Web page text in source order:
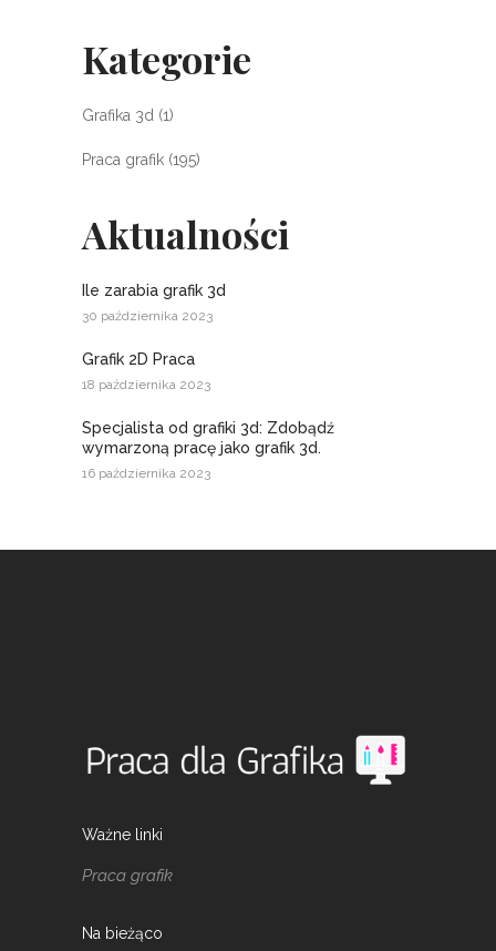
Kategorie
Grafika 3d (1)
Praca grafik (195)
Aktualności
Ile zarabia grafik 3d
30 października 2023
Grafik 2D Praca
18 października 2023
Specjalista od grafiki 3d: Zdobądź
wymarzoną pracę jako grafik 3d.
16 października 2023
Ważne linki
Praca grafik
Na bieżąco